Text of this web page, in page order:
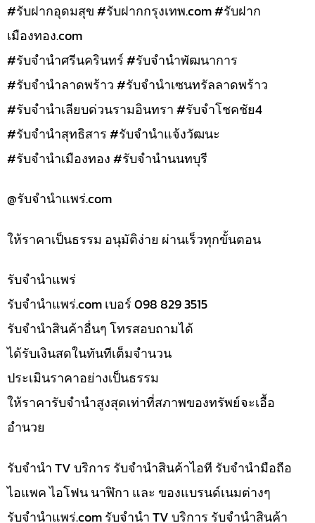
#รับฝากอุดมสุข #รับฝากกรุงเทพ.com #รับฝาก
เมืองทอง.com
#รับจำนำศรีนครินทร์ #รับจำนำพัฒนาการ
#รับจำนำลาดพร้าว #รับจำนำเซนทรัลลาดพร้าว
#รับจำนำเลียบด่วนรามอินทรา #รับจำโชคชัย4
#รับจำนำสุทธิสาร #รับจำนำแจ้งวัฒนะ
#รับจำนำเมืองทอง #รับจำนำนนทบุรี
@รับจํานําแพร่.com
ให้ราคาเป็นธรรม อนุมัติง่าย ผ่านเร็วทุกขั้นตอน
รับจํานำแพร่
รับจํานําแพร่.com เบอร์ 098 829 3515
รับจำนำสินค้าอื่นๆ โทรสอบถามได้
ได้รับเงินสดในทันทีเต็มจำนวน
ประเมินราคาอย่างเป็นธรรม
ให้ราคารับจำนำสูงสุดเท่าที่สภาพของทรัพย์จะเอื้อ
อำนวย
รับจำนำ TV บริการ รับจำนำสินค้าไอที รับจำนำมือถือ
ไอแพค ไอโฟน นาฬิกา และ ของแบรนด์เนมต่างๆ
รับจํานําแพร่.com รับจำนำ TV บริการ รับจำนำสินค้า